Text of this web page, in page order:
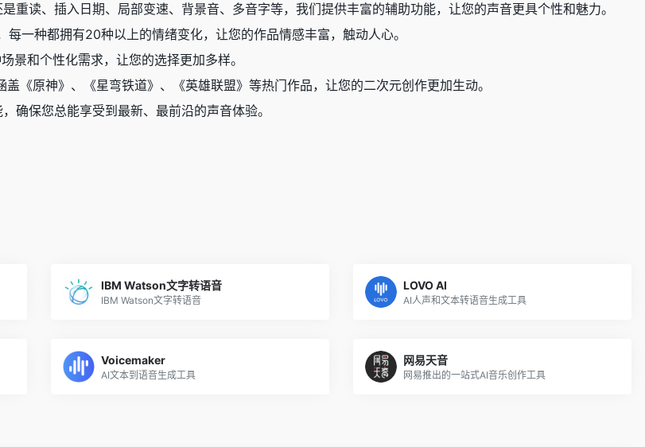
重读、插入日期、局部变速、背景音、多音字等，我们提供丰富的辅助功能，让您的声音更具个性和魅力。
每一种都拥有20种以上的情绪变化，让您的作品情感丰富，触动人心。
景和个性化需求，让您的选择更加多样。
盖《原神》、《星弯铁道》、《英雄联盟》等热门作品，让您的二次元创作更加生动。
确保您总能享受到最新、最前沿的声音体验。
IBM Watson文字转语音
IBM Watson文字转语音
LOVO AI
AI人声和文本转语音生成工具
Voicemaker
AI文本到语音生成工具
网易天音
网易推出的一站式AI音乐创作工具